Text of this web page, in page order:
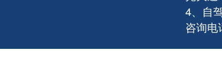
4、自
咨询电